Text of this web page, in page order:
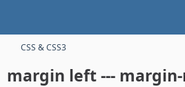
CSS & CSS3
margin left ---